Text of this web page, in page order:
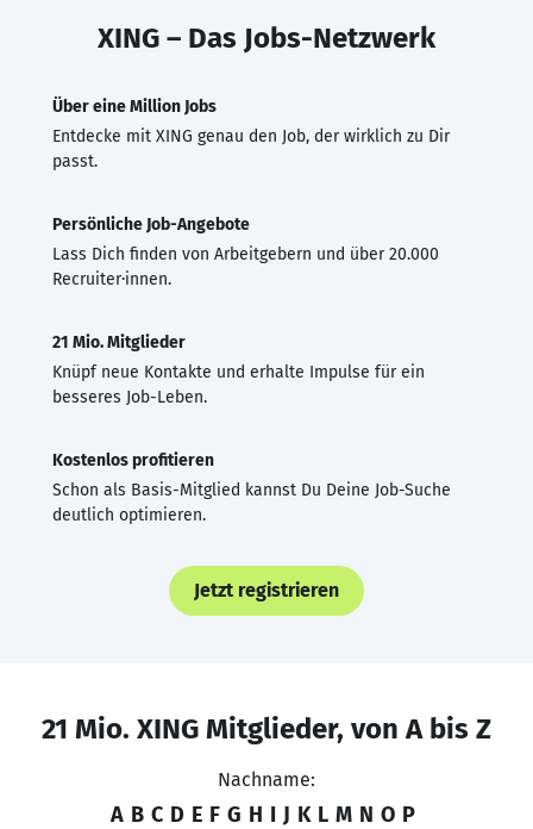
XING – Das Jobs-Netzwerk
Über eine Million Jobs
Entdecke mit XING genau den Job, der wirklich zu Dir
passt.
Persönliche Job-Angebote
Lass Dich finden von Arbeitgebern und über 20.000
Recruiter·innen.
21 Mio. Mitglieder
Knüpf neue Kontakte und erhalte Impulse für ein
besseres Job-Leben.
Kostenlos profitieren
Schon als Basis-Mitglied kannst Du Deine Job-Suche
deutlich optimieren.
Jetzt registrieren
21 Mio. XING Mitglieder, von A bis Z
Nachname:
A B C D E F G H I J K L M N O P